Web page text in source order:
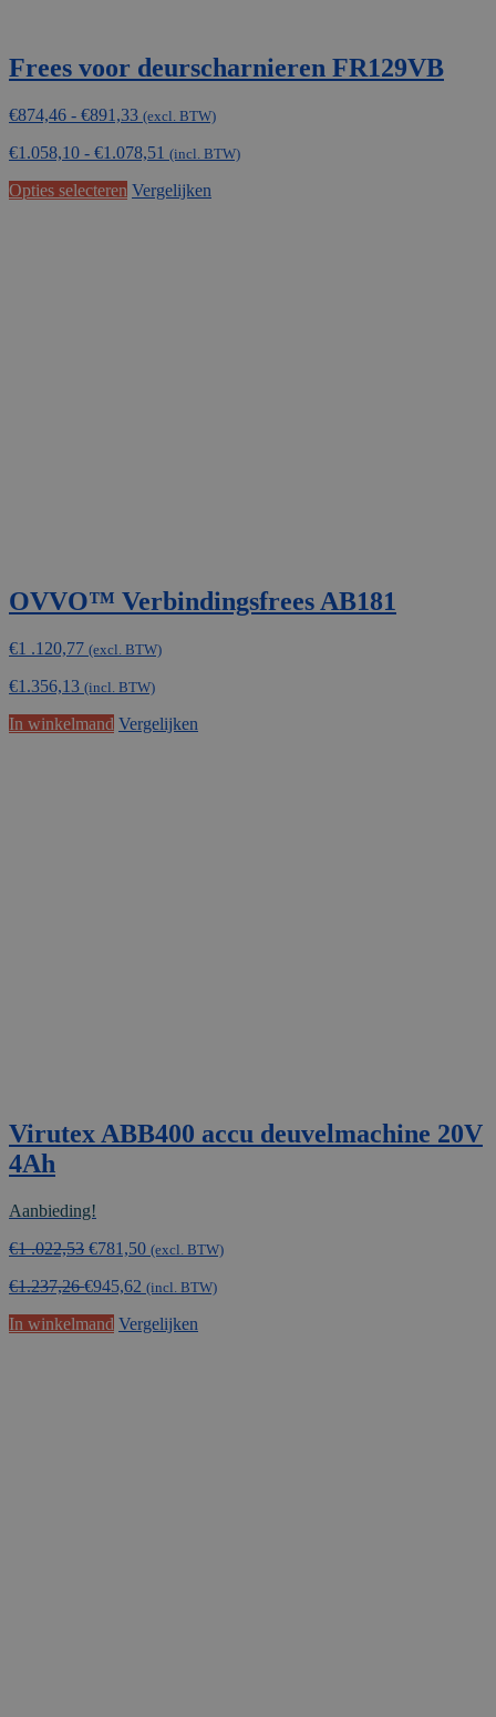
Frees voor deurscharnieren FR129VB
€874,46 - €891,33Prijsklasse:
tot
(excl. BTW)
€1.058,10 - €1.078,51 (incl. BTW)
Opties selecteren Dit
Vergelijken
OVVO™ Verbindingsfrees AB181
€1 .120,77 (excl. BTW)
€1.356,13 (incl. BTW)
In winkelmand Vergelijken
Virutex ABB400 accu deuvelmachine 20V
4Ah
Aanbieding!
€1 .022,53 Oorspronkelijke
was:
.022,53.
€781,50Huidige
is:
(excl. BTW)
€1.237,26€945,62 (incl. BTW)
In winkelmand Vergelijken